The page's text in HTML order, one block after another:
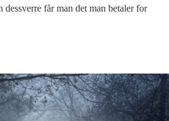
dessverre får man det man betaler for